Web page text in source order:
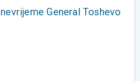
General Toshevo